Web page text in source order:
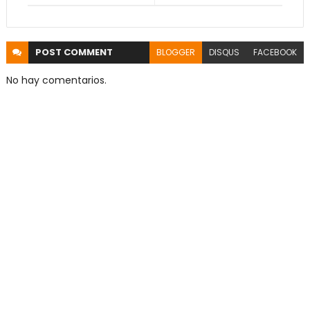
POST COMMENT BLOGGER DISQUS FACEBOOK
No hay comentarios.